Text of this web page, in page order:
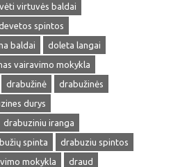
virtuvės baldai
spintos
baldai
doleta langai
vairavimo mokykla
drabužinė
drabužinės
durys
drabuziniu iranga
spinta
drabuziu spintos
mokykla
draud